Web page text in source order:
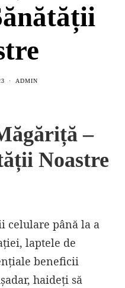
ADMIN
–
Noastre
celulare până la a
laptele de
beneficii
haideți să